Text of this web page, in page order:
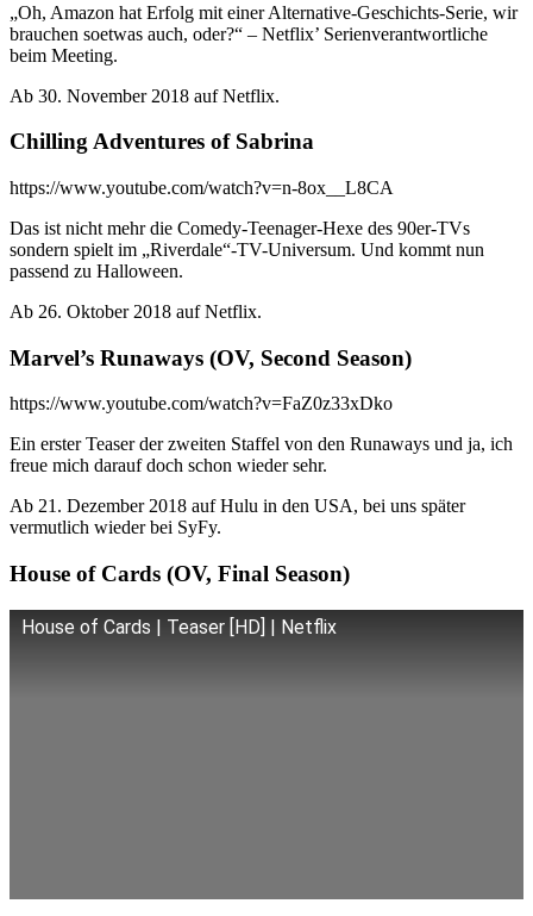
„Oh, Amazon hat Erfolg mit einer Alternative-Geschichts-Serie, wir
brauchen soetwas auch, oder?“ – Netflix’ Serienverantwortliche
beim Meeting.
Ab 30. November 2018 auf Netflix.
Chilling Adventures of Sabrina
https://www.youtube.com/watch?v=n-8ox__L8CA
Das ist nicht mehr die Comedy-Teenager-Hexe des 90er-TVs
sondern spielt im „Riverdale“-TV-Universum. Und kommt nun
passend zu Halloween.
Ab 26. Oktober 2018 auf Netflix.
Marvel’s Runaways (OV, Second Season)
https://www.youtube.com/watch?v=FaZ0z33xDko
Ein erster Teaser der zweiten Staffel von den Runaways und ja, ich
freue mich darauf doch schon wieder sehr.
Ab 21. Dezember 2018 auf Hulu in den USA, bei uns später
vermutlich wieder bei SyFy.
House of Cards (OV, Final Season)
House of Cards | Teaser [HD] | Netflix